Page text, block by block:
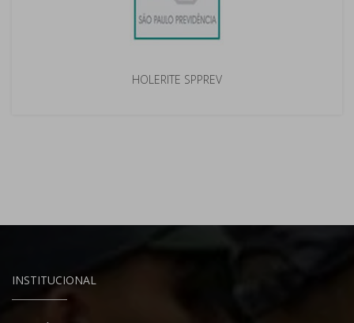
HOLERITE SPPREV
INSTITUCIONAL